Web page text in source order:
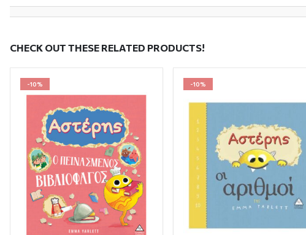
CHECK OUT THESE RELATED PRODUCTS!
-10% -10%